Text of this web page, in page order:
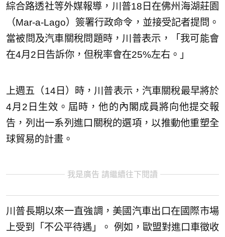
綜合路透社等外媒報導，川普18日在佛州海湖莊園
（Mar-a-Lago）簽署行政命令，並接受記者提問。
當被問及汽車關稅問題時，川普表示，「我可能會
在4月2日告訴你，但稅率會在25%左右。」
上週五（14日）時，川普表示，汽車關稅最早將於
4月2日生效。屆時，他的內閣成員將向他提交報
告，列出一系列進口關稅的選項，以推動他重塑全
球貿易的計畫。
我是廣告 請繼續往下閱讀
川普長期以來一直強調，美國汽車出口在國際市場
上受到「不公平待遇」。 例如，歐盟對進口車徵收